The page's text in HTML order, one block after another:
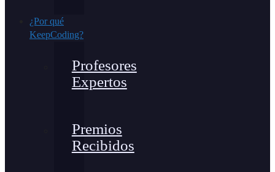
¿Por qué
KeepCoding?
Profesores
Expertos
Premios
Recibidos